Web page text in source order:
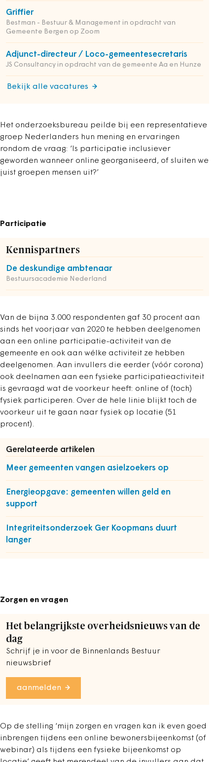
Griffier
Bestman - Bestuur & Management in opdracht van
Gemeente Bergen op Zoom
Adjunct-directeur / Loco-gemeentesecretaris
JS Consultancy in opdracht van de gemeente Aa en Hunze
Bekijk alle vacatures
Het onderzoeksbureau peilde bij een representatieve
groep Nederlanders hun mening en ervaringen
rondom de vraag: ‘Is participatie inclusiever
geworden wanneer online georganiseerd, of sluiten we
juist groepen mensen uit?’
Participatie
Kennispartners
De deskundige ambtenaar
Bestuursacademie Nederland
Van de bijna 3.000 respondenten gaf 30 procent aan
sinds het voorjaar van 2020 te hebben deelgenomen
aan een online participatie-activiteit van de
gemeente en ook aan wélke activiteit ze hebben
deelgenomen. Aan invullers die eerder (vóór corona)
ook deelnamen aan een fysieke participatieactiviteit
is gevraagd wat de voorkeur heeft: online of (toch)
fysiek participeren. Over de hele linie blijkt toch de
voorkeur uit te gaan naar fysiek op locatie (51
procent).
Gerelateerde artikelen
Meer gemeenten vangen asielzoekers op
Energieopgave: gemeenten willen geld en
support
Integriteitsonderzoek Ger Koopmans duurt
langer
Zorgen en vragen
Het belangrijkste overheidsnieuws van de
dag
Schrijf je in voor de Binnenlands Bestuur
nieuwsbrief
aanmelden
Op de stelling ‘mijn zorgen en vragen kan ik even goed
inbrengen tijdens een online bewonersbijeenkomst (of
webinar) als tijdens een fysieke bijeenkomst op